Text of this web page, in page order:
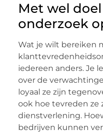
Met wel
onderzoek
Wat je wilt bereiken
iedereen anders. Je
over de
loyaal ze zijn
ook hoe tevreden ze
dienstverlening.
bedrijven kunnen